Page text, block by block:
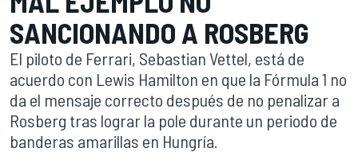
SANCIONANDO A ROSBERG
El piloto de Ferrari, Sebastian Vettel, está de
acuerdo con Lewis Hamilton en que la Fórmula 1 no
da el mensaje correcto después de no penalizar a
Rosberg tras lograr la pole durante un periodo de
banderas amarillas en Hungría.